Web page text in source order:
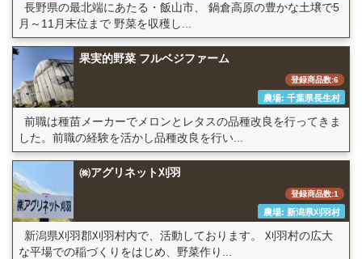
長野県の最北端にあたる・飯山市、 鍋倉高原の豊かな土壌で5
月～11月末位まで 野菜を収穫し...
果実的野菜 フルベジファーム
登録商品数:6
農場: 千葉県長生村
前職は種苗メーカーでメロンとレタスの品種改良を行ってきま
した。前職の経験を活かし品種改良を行い...
㈱アグリネット刈羽
登録商品数:1
農場: 新潟県刈羽村
新潟県刈羽郡刈羽村内で、活動しております。 刈羽村の広大
な平場での稲づくりをはじめ、野菜作り...